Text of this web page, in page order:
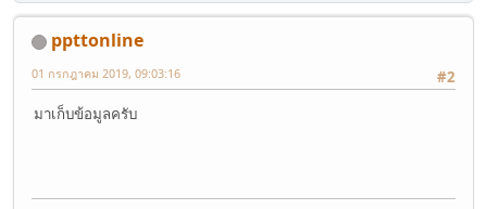
ppttonline
#2
01 กรกฎาคม 2019, 09:03:16
มาเก็บข้อมูลครับ